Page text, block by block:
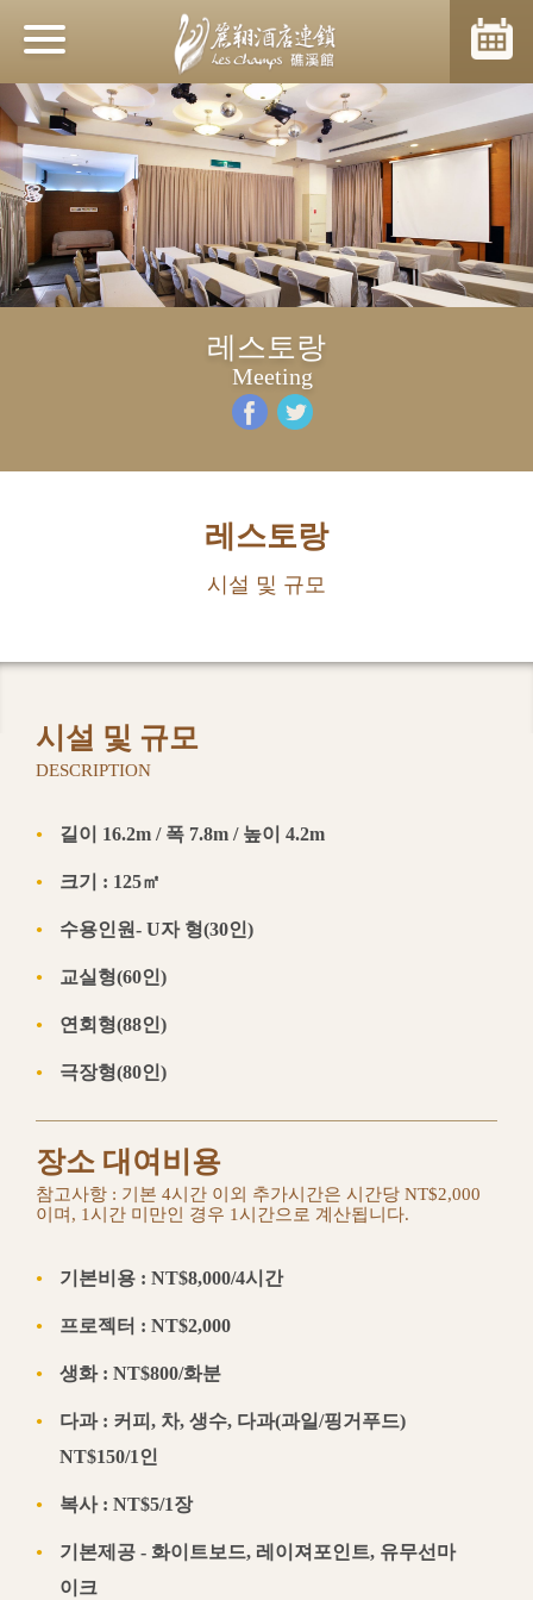
소식
호텔소개
객실
다이닝
주변관광지
화롄관
中文 English
레스토랑
Meeting
레스토랑
시설 및 규모
시설 및 규모
DESCRIPTION
길이 16.2m / 폭 7.8m / 높이 4.2m
크기 : 125㎡
수용인원- U자 형(30인)
교실형(60인)
연회형(88인)
극장형(80인)
장소 대여비용
참고사항 : 기본 4시간 이외 추가시간은 시간당 NT$2,000
이며, 1시간 미만인 경우 1시간으로 계산됩니다.
기본비용 : NT$8,000/4시간
프로젝터 : NT$2,000
생화 : NT$800/화분
다과 : 커피, 차, 생수, 다과(과일/핑거푸드)
NT$150/1인
복사 : NT$5/1장
기본제공 - 화이트보드, 레이져포인트, 유무선마
이크